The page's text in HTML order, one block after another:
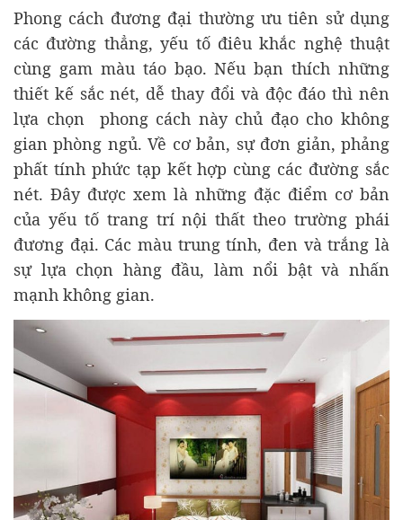
Phong cách đương đại thường ưu tiên sử dụng
các đường thẳng, yếu tố điêu khắc nghệ thuật
cùng gam màu táo bạo. Nếu bạn thích những
thiết kế sắc nét, dễ thay đổi và độc đáo thì nên
lựa chọn phong cách này chủ đạo cho không
gian phòng ngủ. Về cơ bản, sự đơn giản, phảng
phất tính phức tạp kết hợp cùng các đường sắc
nét. Đây được xem là những đặc điểm cơ bản
của yếu tố trang trí nội thất theo trường phái
đương đại. Các màu trung tính, đen và trắng là
sự lựa chọn hàng đầu, làm nổi bật và nhấn
mạnh không gian.